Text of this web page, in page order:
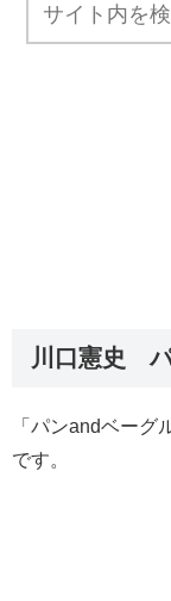
川口憲史
「パンandベーグ
です。